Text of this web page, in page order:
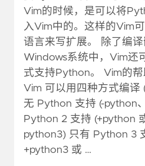
Vim的时候，是可以将
入Vim中的。这样的Vim
语言来写扩展。 除了编
Windows系统中，Vim还
式支持Python。 Vim的帮
Vim 可以用四种方式编译
无 Python 支持 (-python
Python 2 支持 (+python
python3) 只有 Python 3
+python3 或 …